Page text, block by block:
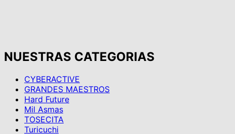
NUESTRAS CATEGORIAS
CYBERACTIVE
GRANDES MAESTROS
Hard Future
Mil Asmas
TOSECITA
Turicuchi